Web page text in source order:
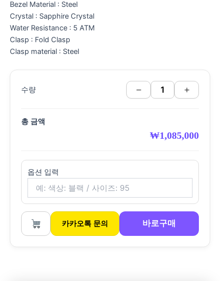
Bezel Material : Steel
Crystal : Sapphire Crystal
Water Resistance : 5 ATM
Clasp : Fold Clasp
Clasp material : Steel
수량 − +
총 금액
₩1,085,000
옵션 입력
카카오톡 문의 바로구매